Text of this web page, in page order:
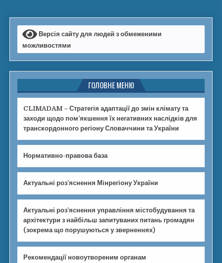
Версія сайту для людей з обмеженими
можливостями
ГОЛОВНЕ МЕНЮ
CLIMADAM – Стратегія адаптації до змін клімату та
заходи щодо пом’якшення їх негативних наслідків для
транскордонного регіону Словаччини та України
Нормативно-правова база
Актуальні роз’яснення Мінрегіону України
Актуальні роз’яснення управління містобудування та
архітектури з найбільш запитуваних питань громадян
(зокрема що порушуються у зверненнях)
Рекомендації новоутвореним органам